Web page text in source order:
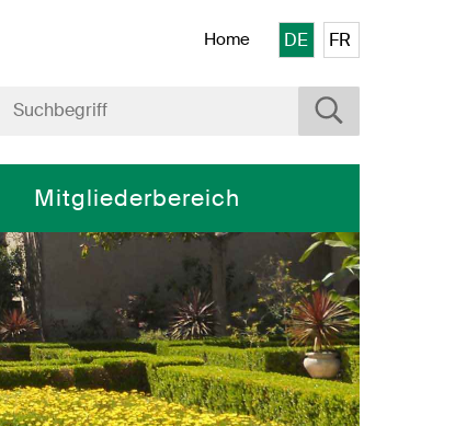
Suchbegriff
Suche starten
Home Bitte wählen Sie die
DE FR
Mitgliederbereich